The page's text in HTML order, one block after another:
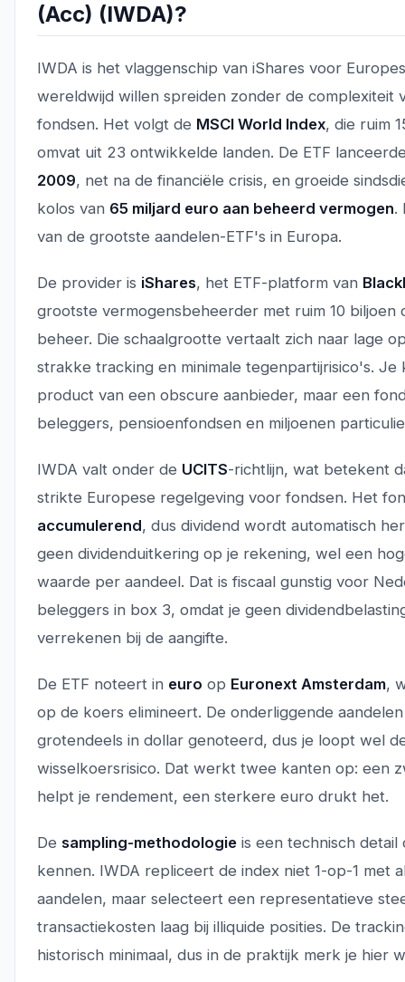
(Acc) (IWDA)?
IWDA is het vlaggenschip van iShares voor
wereldwijd willen spreiden zonder de complexiteit
fondsen. Het volgt de MSCI World Index, die ruim
omvat uit 23 ontwikkelde landen. De ETF
2009, net na de financiële crisis, en groeide
kolos van 65 miljard euro aan beheerd vermogen.
van de grootste aandelen-ETF's in Europa.
De provider is iShares, het ETF-platform van
grootste vermogensbeheerder met ruim 10 biljoen
beheer. Die schaalgrootte vertaalt zich naar lage
strakke tracking en minimale tegenpartijrisico's.
product van een obscure aanbieder, maar een
beleggers, pensioenfondsen en miljoenen
IWDA valt onder de UCITS-richtlijn, wat betekent
strikte Europese regelgeving voor fondsen. Het
accumulerend, dus dividend wordt automatisch
geen dividenduitkering op je rekening, wel een
waarde per aandeel. Dat is fiscaal gunstig voor
beleggers in box 3, omdat je geen
verrekenen bij de aangifte.
De ETF noteert in euro op Euronext Amsterdam,
op de koers elimineert. De onderliggende
grotendeels in dollar genoteerd, dus je loopt wel
wisselkoersrisico. Dat werkt twee kanten op: een
helpt je rendement, een sterkere euro drukt het.
De sampling-methodologie is een technisch detail
kennen. IWDA repliceert de index niet 1-op-1 met
aandelen, maar selecteert een representatieve
transactiekosten laag bij illiquide posities. De
historisch minimaal, dus in de praktijk merk je hier